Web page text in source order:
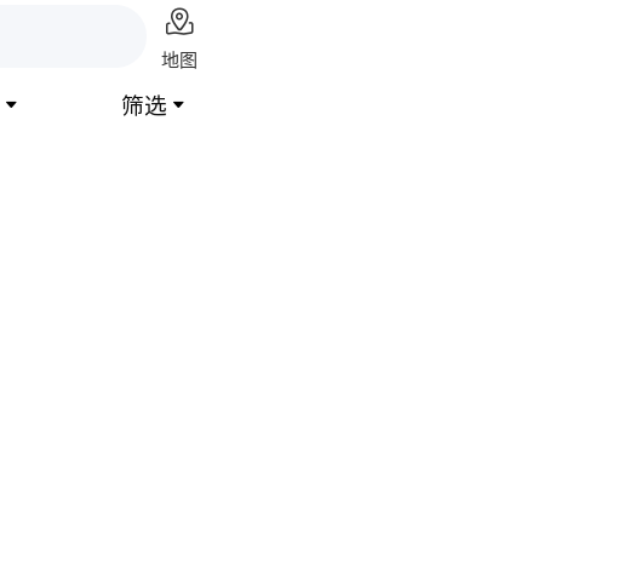

地图
 筛选 